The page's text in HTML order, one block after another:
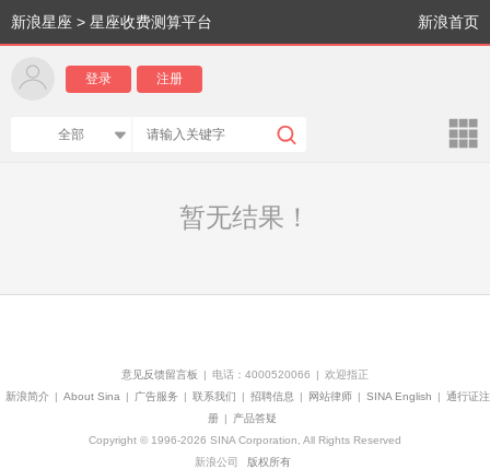
新浪星座 > 星座收费测算平台 新浪首页
登录 注册
全部 K A l
暂无结果！
意见反馈留言板 | 电话：4000520066 | 欢迎指正
新浪简介
| About Sina | 广告服务 | 联系我们 | 招聘信息 | 网站律师 | SINA English | 通行证注
册 |
产品答疑
Copyright © 1996-2026 SINA Corporation, All Rights Reserved
新浪公司
版权所有